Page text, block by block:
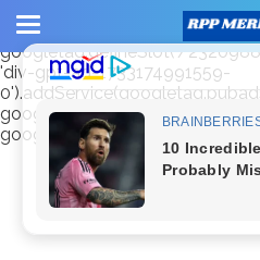
window.googletag =
googletag.cmd.push(function() {
googletag.defineSlot('/
'div-gpt-ad-1733174991559-
googletag.enableServices(); });